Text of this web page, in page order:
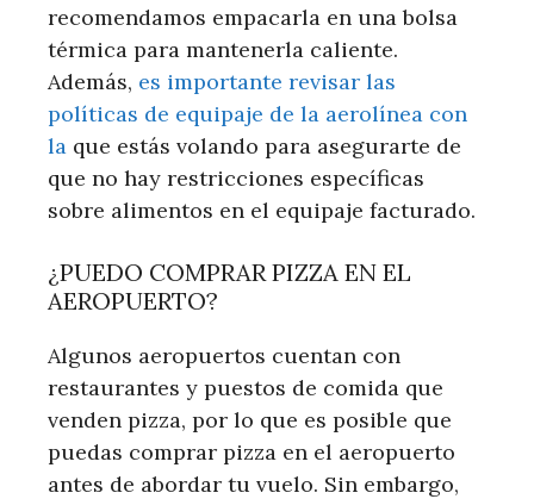
recomendamos empacarla en una bolsa
térmica para mantenerla caliente.
Además, es importante revisar las
políticas de equipaje de la aerolínea con
la que estás volando para asegurarte de
que no hay restricciones específicas
sobre alimentos en el equipaje facturado.
¿PUEDO COMPRAR PIZZA EN EL
AEROPUERTO?
Algunos aeropuertos cuentan con
restaurantes y puestos de comida que
venden pizza, por lo que es posible que
puedas comprar pizza en el aeropuerto
antes de abordar tu vuelo. Sin embargo,